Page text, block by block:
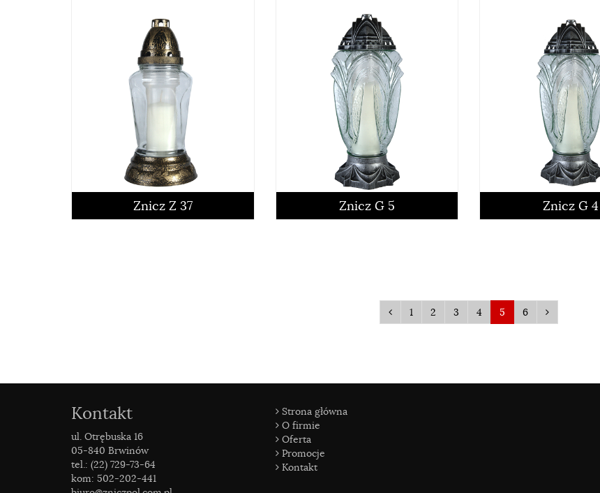
czytaj więcej czytaj więcej czytaj więcej
Znicz Z 37
czytaj więcej
Znicz G 5 Znicz G 4
1 2 3 4 5 6
Kontakt
ul. Otrębuska 16
05-840 Brwinów
tel.: (22) 729-73-64
kom: 502-202-441
Strona główna
O firmie
Oferta
Promocje
Kontakt